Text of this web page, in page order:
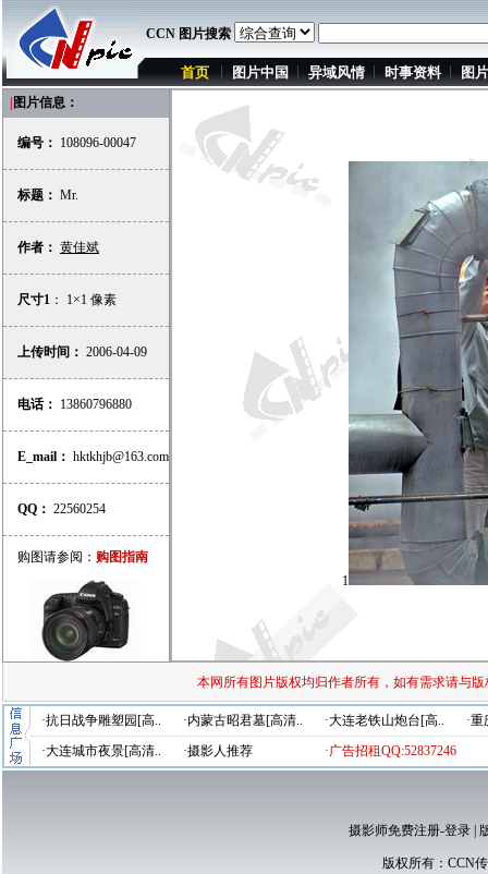
CCN 图片搜索
首页 图片中国 异域风情 时事资料 图
图片信息：
编号： 108096-00047
标题： Mr.
作者： 黄佳斌
尺寸1 ： 1×1 像素
上传时间： 2006-04-09
电话： 13860796880
E_mail： hktkhjb@163.com
QQ： 22560254
购图请参阅： 购图指南
1
本网所有图片版权均归作者所有，如有需求请与
·抗日战争雕塑园[高.. ·内蒙古昭君墓[高清.. ·大连老铁山炮台[高..
·
·大连城市夜景[高清..
·摄影人推荐 ·广告招租QQ:52837246
摄影师免费注册-登录|
版权所有： CCN